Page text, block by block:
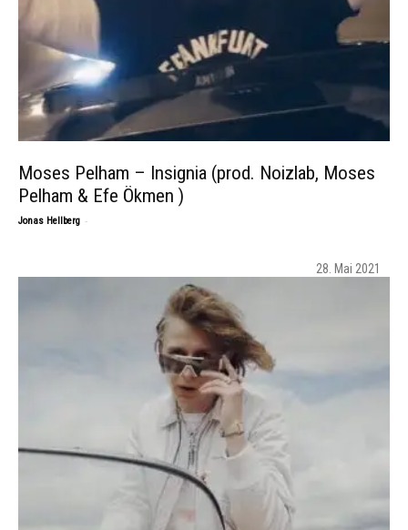
Moses Pelham – Insignia (prod. Noizlab, Moses
Pelham & Efe Ökmen )
Jonas Hellberg -
28. Mai 2021